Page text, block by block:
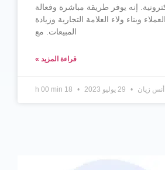
إنه يوفر طريقة مباشرة وفعالة
وبناء ولاء العلامة التجارية وزيادة
المبيعات. مع
قراءة المزيد »
أنس زيان